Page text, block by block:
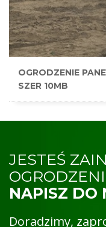
OGRODZENIE
SZER 10MB
JESTEŚ
NAPISZ DO
Doradzimy,